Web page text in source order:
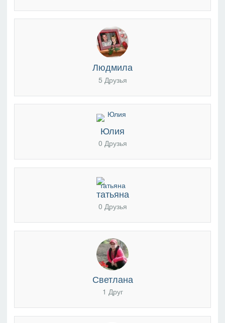
Людмила
5 Друзья
Юлия
0 Друзья
татьяна
0 Друзья
Светлана
1 Друг